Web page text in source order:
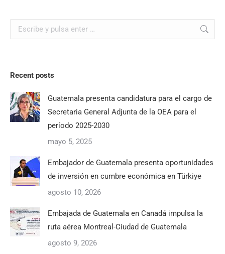
Buscar:
Recent posts
Guatemala presenta candidatura para el cargo de
Secretaria General Adjunta de la OEA para el
período 2025-2030
mayo 5, 2025
Embajador de Guatemala presenta oportunidades
de inversión en cumbre económica en Türkiye
agosto 10, 2026
Embajada de Guatemala en Canadá impulsa la
ruta aérea Montreal-Ciudad de Guatemala
agosto 9, 2026